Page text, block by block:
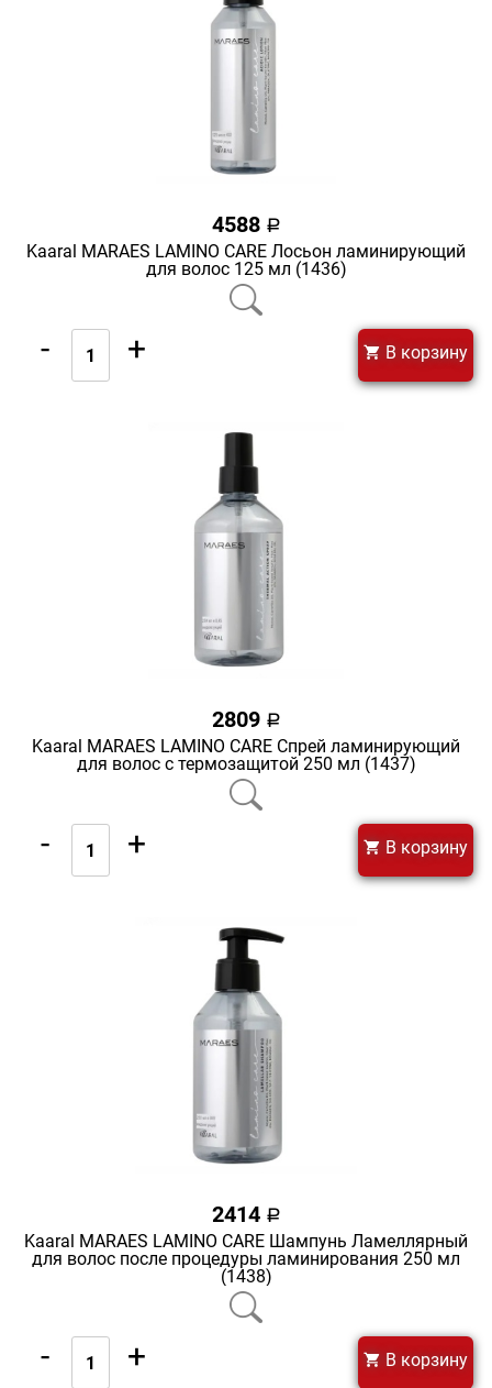
4588 a
Kaaral MARAES LAMINO CARE Лосьон ламинирующий
для волос 125 мл (1436)
- + В корзину
2809 a
Kaaral MARAES LAMINO CARE Спрей ламинирующий
для волос с термозащитой 250 мл (1437)
- + В корзину
2414 a
Kaaral MARAES LAMINO CARE Шампунь Ламеллярный
для волос после процедуры ламинирования 250 мл
(1438)
- + В корзину